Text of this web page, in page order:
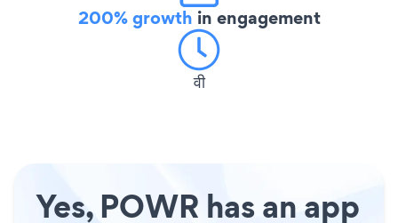
200% growth in engagement
वी
Yes, POWR has an app